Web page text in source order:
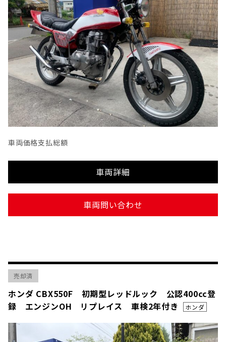
車両価格支払総額
車両詳細
車両問い合わせ
売却済
ホンダ CBX550F 初期型レッドルック 公認400cc登
録 エンジンOH リプレイス 車検2年付き ホンダ